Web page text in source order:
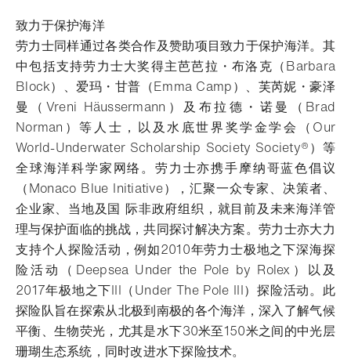
致力于保护海洋
劳力士同样通过各类合作及赞助项目致力于保护海洋。其
中包括支持劳力士大奖得主芭芭拉・布洛克（Barbara
Block）、爱玛・甘普（Emma Camp）、芙芮妮・豪泽
曼（Vreni Häussermann）及布拉德・诺曼（Brad
Norman）等人士，以及水底世界奖学金学会（Our
World-Underwater Scholarship Society Society®）等
全球海洋科学家网络。劳力士亦携手摩纳哥蓝色倡议
（Monaco Blue Initiative），汇聚一众专家、决策者、
企业家、当地及国 际非政府组织，就目前及未来海洋管
理与保护面临的挑战，共同探讨解决方案。劳力士亦大力
支持个人探险活动，例如2010年劳力士极地之下深海探
险活动（Deepsea Under the Pole by Rolex）以及
2017年极地之下III（Under The Pole III）探险活动。此
探险队旨在探索从北极到南极的各个海洋，深入了解气候
平衡、生物荧光，尤其是水下30米至150米之间的中光层
珊瑚生态系统，同时改进水下探险技术。